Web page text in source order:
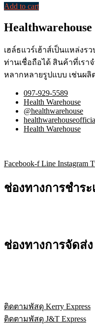
Add to cart
Healthwarehouse
เฮล์ธแวร์เฮ้าส์เป็นแหล่ง
ท่านเชื่อถือได้ สินค้าที่เร
หลากหลายรูปแบบ เช่นผ
097-929-5589
Health Warehouse
@healthwarehouse
Health Warehouse
Facebook-f Line Instagram
ช่องทางการชำระ
ช่องทางการจัดส่ง
ติดตามพัสดุ Kerry Express
ติดตามพัสดุ J&T Express